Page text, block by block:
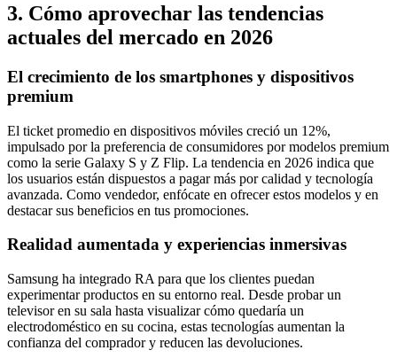
3. Cómo aprovechar las tendencias
actuales del mercado en 2026
El crecimiento de los smartphones y dispositivos
premium
El ticket promedio en dispositivos móviles creció un 12%,
impulsado por la preferencia de consumidores por modelos premium
como la serie Galaxy S y Z Flip. La tendencia en 2026 indica que
los usuarios están dispuestos a pagar más por calidad y tecnología
avanzada. Como vendedor, enfócate en ofrecer estos modelos y en
destacar sus beneficios en tus promociones.
Realidad aumentada y experiencias inmersivas
Samsung ha integrado RA para que los clientes puedan
experimentar productos en su entorno real. Desde probar un
televisor en su sala hasta visualizar cómo quedaría un
electrodoméstico en su cocina, estas tecnologías aumentan la
confianza del comprador y reducen las devoluciones.